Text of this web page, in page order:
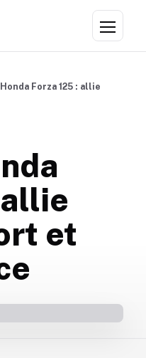
Menu
Forza 125 : allie
et